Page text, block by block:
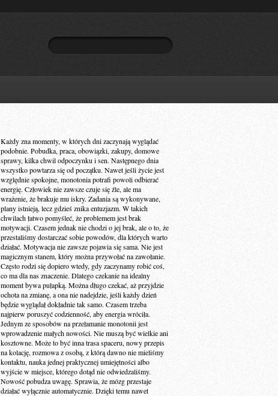
Każdy zna momenty, w których dni zaczynają wyglądać
podobnie. Pobudka, praca, obowiązki, zakupy, domowe
sprawy, kilka chwil odpoczynku i sen. Następnego dnia
wszystko powtarza się od początku. Nawet jeśli życie jest
względnie spokojne, monotonia potrafi powoli odbierać
energię. Człowiek nie zawsze czuje się źle, ale ma
wrażenie, że brakuje mu iskry. Zadania są wykonywane,
plany istnieją, lecz gdzieś znika entuzjazm. W takich
chwilach łatwo pomyśleć, że problemem jest brak
motywacji. Czasem jednak nie chodzi o jej brak, ale o to, że
przestaliśmy dostarczać sobie powodów, dla których warto
działać. Motywacja nie zawsze pojawia się sama. Nie jest
magicznym stanem, który można przywołać na zawołanie.
Często rodzi się dopiero wtedy, gdy zaczynamy robić coś,
co ma dla nas znaczenie. Dlatego czekanie na idealny
moment bywa pułapką. Można długo czekać, aż przyjdzie
ochota na zmianę, a ona nie nadejdzie, jeśli każdy dzień
będzie wyglądał dokładnie tak samo. Czasem trzeba
najpierw poruszyć codzienność, aby energia wróciła.
Jednym ze sposobów na przełamanie monotonii jest
wprowadzenie małych nowości. Nie muszą być wielkie ani
kosztowne. Może to być inna trasa spaceru, nowy przepis
na kolację, rozmowa z osobą, z którą dawno nie mieliśmy
kontaktu, nauka jednej praktycznej umiejętności albo
wyjście w miejsce, którego dotąd nie odwiedzaliśmy.
Nowość pobudza uwagę. Sprawia, że mózg przestaje
działać wyłącznie automatycznie. Dzięki temu nawet